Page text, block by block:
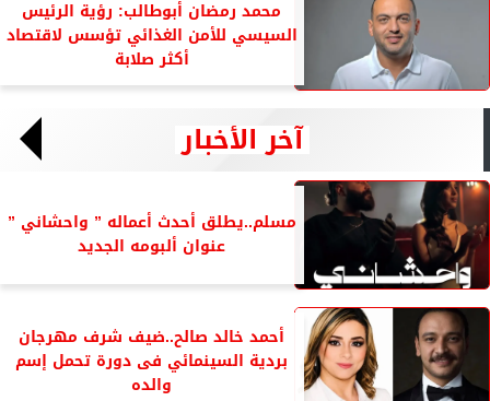
محمد رمضان أبوطالب: رؤية الرئيس
السيسي للأمن الغذائي تؤسس لاقتصاد
أكثر صلابة
آخر الأخبار
مسلم..يطلق أحدث أعماله ” واحشاني ”
عنوان ألبومه الجديد
أحمد خالد صالح..ضيف شرف مهرجان
بردية السينمائي فى دورة تحمل إسم
والده